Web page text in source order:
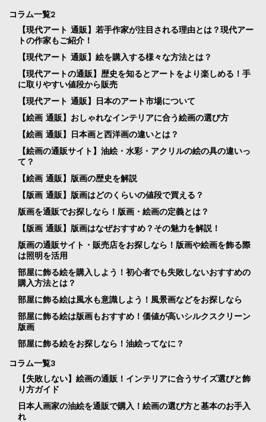
コラム一覧2
【現代アート 通販】若手作家が注目される理由とは？現代アー
トの作家もご紹介！
【現代アート 通販】絵を購入する様々な方法とは？
【現代アートの通販】歴史を知るとアートをより楽しめる！手
に取りやすい値段から販売
【現代アート 通販】日本のアート市場について
【絵画 通販】おしゃれなインテリアに合う絵画の選び方
【絵画 通販】日本画と西洋画の違いとは？
【絵画の通販サイト】油絵・水彩・アクリルの絵の具の違いっ
て？
【絵画 通販】版画の歴史を解説
【版画 通販】版画はどのくらいの値段で買える？
版画を通販でお探しなら！版画・絵画の定義とは？
【版画 通販】版画はなぜおすすめ？その魅力を解説！
版画の通販サイト・販売店をお探しなら！版画や絵画を飾る際
は照明を活用
部屋に飾る絵を購入しよう！初心者でも失敗しないおすすめの
購入方法とは？
部屋に飾る絵は風水も意識しよう！風景画などをお探しなら
部屋に飾る絵は版画もおすすめ！価値が高いシルクスクリーン
版画
部屋に飾る絵をお探しなら！油絵ってなに？
コラム一覧3
【失敗しない】絵画の通販！インテリアに合うサイズ選びと飾
り方ガイド
日本人画家の油絵を通販で購入！絵画の選び方と基本のお手入
れ